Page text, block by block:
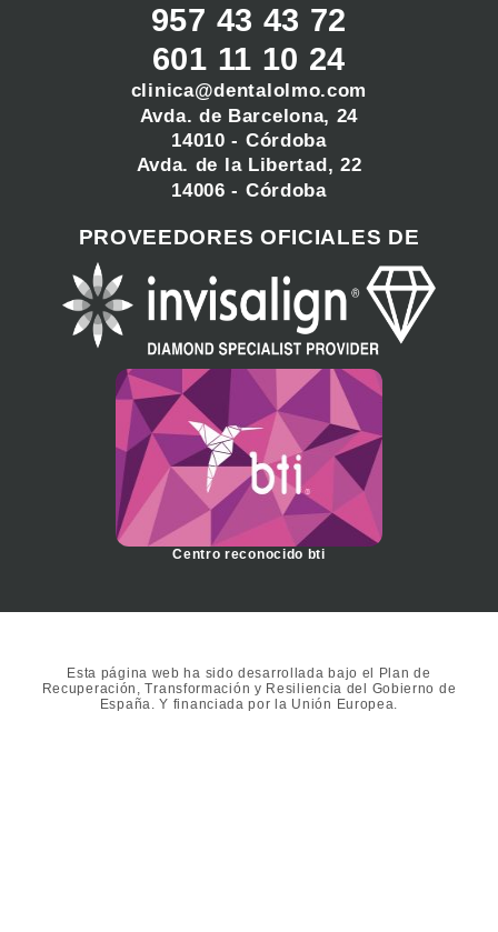
957 43 43 72
601 11 10 24
clinica@dentalolmo.com
Avda. de Barcelona, 24
14010 - Córdoba
Avda. de la Libertad, 22
14006 - Córdoba
PROVEEDORES OFICIALES DE
Centro reconocido bti
Esta página web ha sido desarrollada bajo el Plan de
Recuperación, Transformación y Resiliencia del Gobierno de
España. Y financiada por la Unión Europea.